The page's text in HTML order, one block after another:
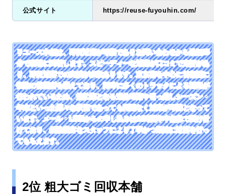
公式サイト https://reuse-fuyouhin.com/
リユース本舗は、即日対応が可能でありお問い合わせから最短25
分で現場に到着します。スピーディーな対応が口コミで定評があ
り、即日対応での実績が多数あります。東京都を中心に首都圏に
複数の営業所を構えており、同時に多くのトラックによる運用が
行われているため、繁忙期となる連休時期や引っ越しシーズン・
年末といった様々な状況であっても問題なく対応が可能となって
います。メール・LINEからの申し込みは24時間年中無休で受け付
けており、経験豊富なスタッフにより丁寧かつ迅速に対応を行っ
てもらえます。
2位 粗大ゴミ回収本舗